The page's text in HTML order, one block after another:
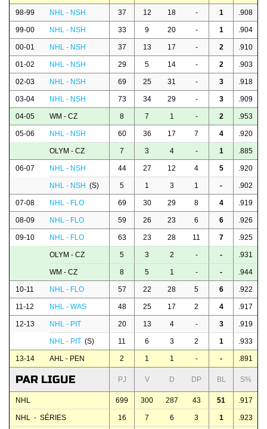
98-99 NHL - NSH 37 12 18 - 1 .908
99-00 NHL - NSH 33 9 20 - 1 .904
00-01 NHL - NSH 37 13 17 - 2 .910
01-02 NHL - NSH 29 5 14 - 2 .903
02-03 NHL - NSH 69 25 31 - 3 .918
03-04 NHL - NSH 73 34 29 - 3 .909
04-05 WM - CZ 8 7 1 - 2 .953
05-06 NHL - NSH 60 36 17 7 4 .920
OLYM - CZ 7 3 4 - 1 .885
06-07 NHL - NSH 44 27 12 4 5 .920
NHL - NSH (S) 5 1 3 1 - .902
07-08 NHL - FLO 69 30 29 8 4 .919
08-09 NHL - FLO 59 26 23 6 6 .926
09-10 NHL - FLO 63 23 28 11 7 .925
OLYM - CZ 5 3 2 - - .931
WM - CZ 8 5 1 - - .944
10-11 NHL - FLO 57 22 28 5 6 .922
11-12 NHL - WAS 48 25 17 2 4 .917
12-13 NHL - PIT 20 13 4 - 3 .919
NHL - PIT (S) 11 6 3 2 1 .933
13-14 AHL - PEN 2 1 1 - - .891
PAR LIGUE PJ V D DP BL S%
NHL 699 300 287 43 51 .917
NHL - SÉRIES 16 7 6 3 1 .923